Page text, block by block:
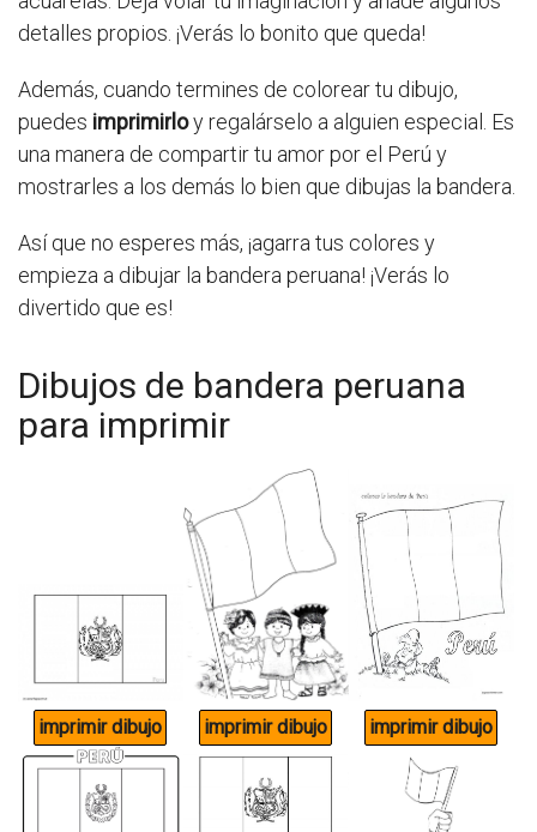
detalles propios. ¡Verás lo bonito que queda!
Además, cuando termines de colorear tu dibujo,
puedes imprimirloy regalárselo a alguien especial. Es
una manera de compartir tu amor por el Perú y
mostrarles a los demás lo bien que dibujas la bandera.
Así que no esperes más, ¡agarra tus colores y
empieza a dibujar la bandera peruana! ¡Verás lo
divertido que es!
Dibujos de bandera peruana
para imprimir